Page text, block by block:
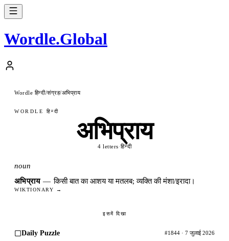
Wordle.Global
Wordle हिन्दी/संग्रह/अभिप्राय
WORDLE हिन्दी
अभिप्राय
4 letters·हिन्दी
noun
अभिप्राय — किसी बात का आशय या मतलब; व्यक्ति की मंशा/इरादा।
WIKTIONARY →
इसमें दिखा
Daily Puzzle #1844 · 7 जुलाई 2026